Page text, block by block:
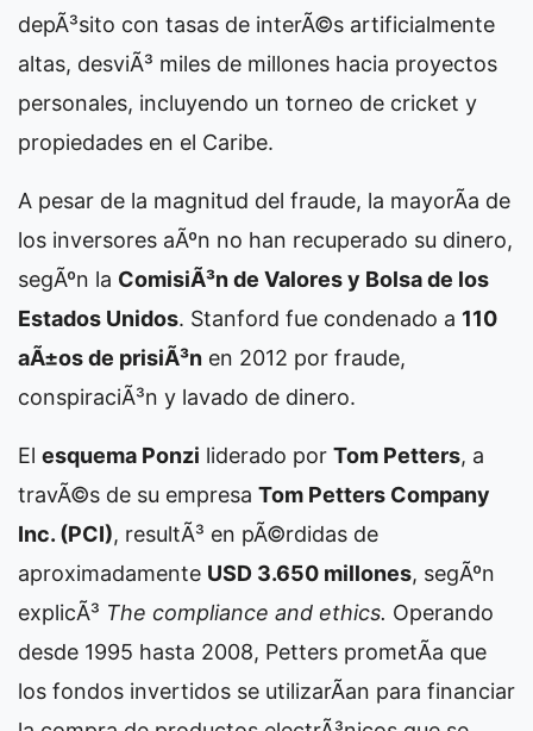
depÃ³sito con tasas de interÃ©s artificialmente
altas, desviÃ³ miles de millones hacia proyectos
personales, incluyendo un torneo de cricket y
propiedades en el Caribe.
A pesar de la magnitud del fraude, la mayorÃ­a de
los inversores aÃºn no han recuperado su dinero,
segÃºn la ComisiÃ³n de Valores y Bolsa de los
Estados Unidos. Stanford fue condenado a 110
aÃ±os de prisiÃ³n en 2012 por fraude,
conspiraciÃ³n y lavado de dinero.
El esquema Ponzi liderado por Tom Petters, a
travÃ©s de su empresa Tom Petters Company
Inc. (PCI), resultÃ³ en pÃ©rdidas de
aproximadamente USD 3.650 millones, segÃºn
explicÃ³ The compliance and ethics. Operando
desde 1995 hasta 2008, Petters prometÃ­a que
los fondos invertidos se utilizarÃ­an para financiar